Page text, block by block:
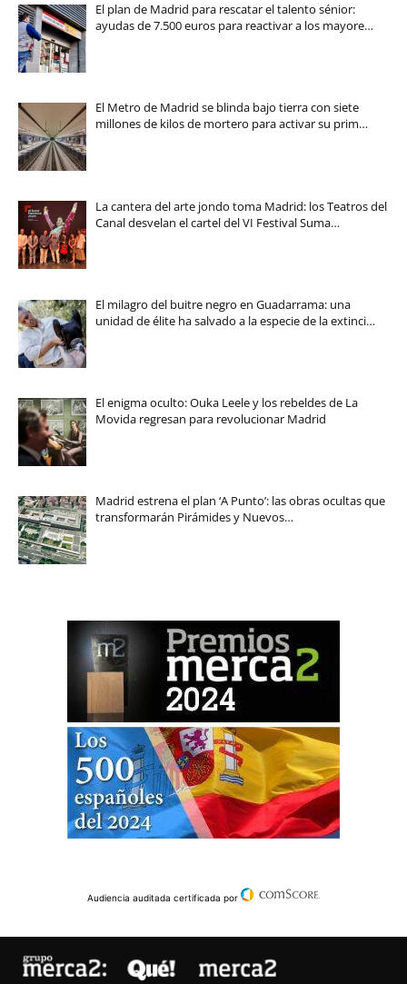
El plan de Madrid para rescatar el talento sénior:
ayudas de 7.500 euros para reactivar a los mayore…
El Metro de Madrid se blinda bajo tierra con siete
millones de kilos de mortero para activar su prim…
La cantera del arte jondo toma Madrid: los Teatros del
Canal desvelan el cartel del VI Festival Suma…
El milagro del buitre negro en Guadarrama: una
unidad de élite ha salvado a la especie de la extinci…
El enigma oculto: Ouka Leele y los rebeldes de La
Movida regresan para revolucionar Madrid
Madrid estrena el plan ‘A Punto’: las obras ocultas que
transformarán Pirámides y Nuevos…
Audiencia auditada certificada por